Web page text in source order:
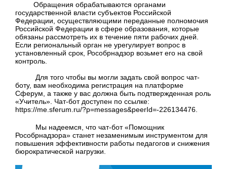
Обращения обрабатываются органами
государственной власти субъектов Российской
Федерации, осуществляющими переданные полномочия
Российской Федерации в сфере образования, которые
обязаны рассмотреть их в течение пяти рабочих дней.
Если региональный орган не урегулирует вопрос в
установленный срок, Рособрнадзор возьмет его на свой
контроль.
Для того чтобы вы могли задать свой вопрос чат-
боту, вам необходима регистрация на платформе
Сферум, а также у вас должна быть подтвержденная роль
«Учитель». Чат-бот доступен по ссылке:
https://me.sferum.ru/?p=messages&peerId=-226134476.
Мы надеемся, что чат-бот «Помощник
Рособрнадзора» станет незаменимым инструментом для
повышения эффективности работы педагогов и снижения
бюрократической нагрузки.